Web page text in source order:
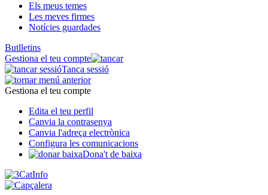
Els meus temes
Les meves firmes
Notícies guardades
Butlletins
Gestiona el teu compte
Tanca sessió
Gestiona el teu compte
Edita el teu perfil
Canvia la contrasenya
Canvia l'adreça electrònica
Configura les comunicacions
Dona't de baixa